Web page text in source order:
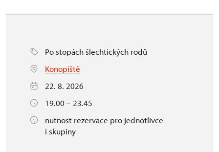
Po stopách šlechtických rodů
Konopiště
22. 8. 2026
19.00 – 23.45
nutnost rezervace pro jednotlivce
i skupiny